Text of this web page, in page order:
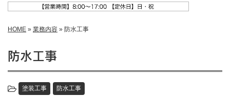
HOME » 業務内容 » 防水工事
防水工事
塗装工事 防水工事